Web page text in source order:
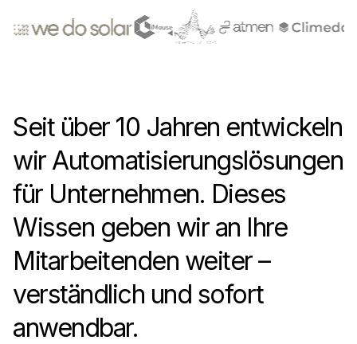
Seit über 10 Jahren entwickeln
wir Automatisierungslösungen
für Unternehmen. Dieses
Wissen geben wir an Ihre
Mitarbeitenden weiter –
verständlich und sofort
anwendbar.